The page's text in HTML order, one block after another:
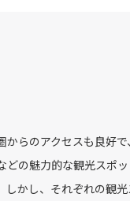
からのアクセスも良好
どの魅力的な観光スポッ
しかし、それぞれの観